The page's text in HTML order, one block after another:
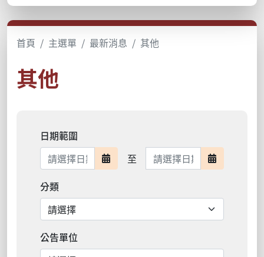
首頁 主選單 最新消息 其他
其他
日期範圍
日期範圍開始
至 日期範圍結束 日期範圍
分類
公告單位